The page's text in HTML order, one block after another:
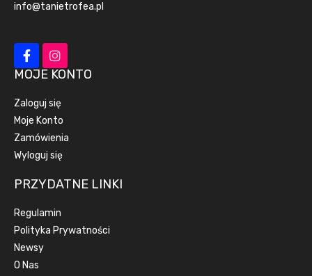
info@tanietrofea.pl
MOJE KONTO
Zaloguj się
Moje Konto
Zamówienia
Wyloguj się
PRZYDATNE LINKI
Regulamin
Polityka Prywatności
Newsy
O Nas